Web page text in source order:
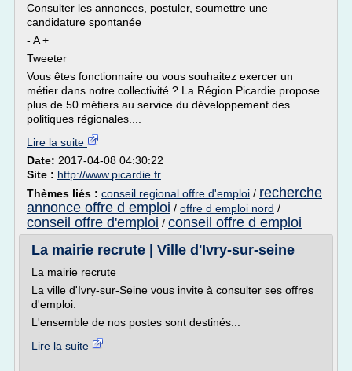
Consulter les annonces, postuler, soumettre une
candidature spontanée
- A +
Tweeter
Vous êtes fonctionnaire ou vous souhaitez exercer un
métier dans notre collectivité ? La Région Picardie propose
plus de 50 métiers au service du développement des
politiques régionales....
Lire la suite
Date: 2017-04-08 04:30:22
Site : http://www.picardie.fr
Thèmes liés : conseil regional offre d'emploi / recherche
annonce offre d emploi / offre d emploi nord /
conseil offre d'emploi / conseil offre d emploi
La mairie recrute | Ville d'Ivry-sur-seine
La mairie recrute
La ville d'Ivry-sur-Seine vous invite à consulter ses offres
d'emploi.
L'ensemble de nos postes sont destinés...
Lire la suite